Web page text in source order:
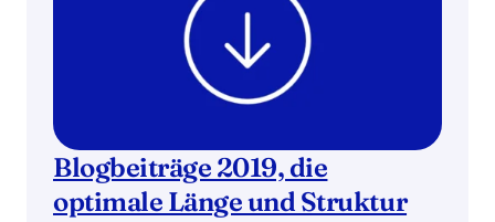
Blogbeiträge 2019, die
optimale Länge und Struktur